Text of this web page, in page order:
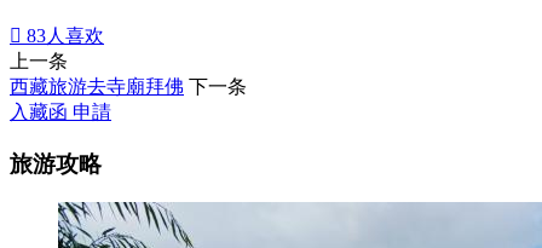
 83人喜欢
上一条
西藏旅游去寺廟拜佛 下一条
入藏函 申請
旅游攻略